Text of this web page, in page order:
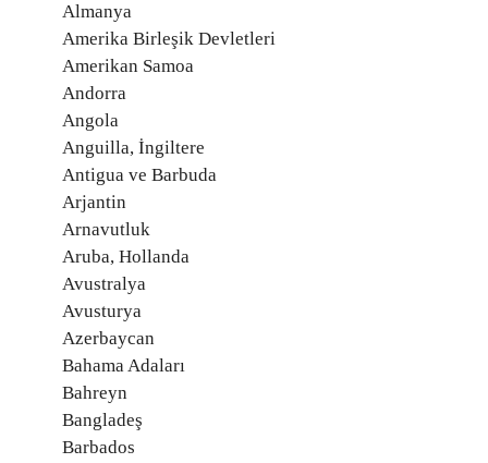
Almanya
Amerika Birleşik Devletleri
Amerikan Samoa
Andorra
Angola
Anguilla, İngiltere
Antigua ve Barbuda
Arjantin
Arnavutluk
Aruba, Hollanda
Avustralya
Avusturya
Azerbaycan
Bahama Adaları
Bahreyn
Bangladeş
Barbados